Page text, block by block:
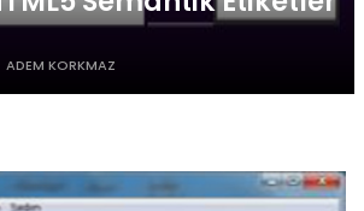
ADEM KORKMAZ